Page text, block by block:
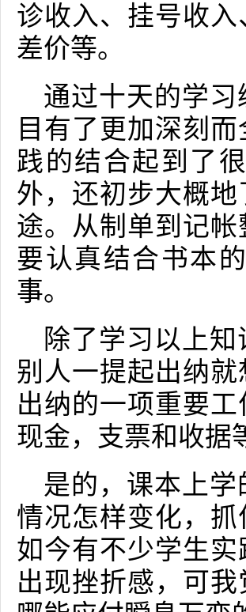
诊收入、挂号收
差价等。
通过十天的学
目有了更加深刻
践的结合起到了
外，还初步大概
途。从制单到记
要认真结合书本
事。
除了学习以上
别人一提起出纳
出纳的一项重要
现金，支票和收据
是的，课本上
情况怎样变化，
如今有不少学生
出现挫折感，可